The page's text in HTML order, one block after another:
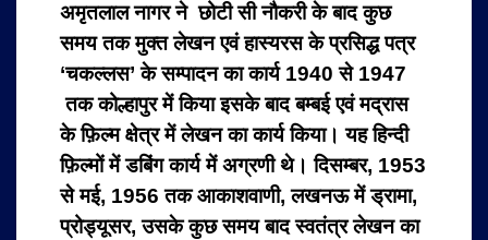
अमृतलाल नागर ने छोटी सी नौकरी के बाद कुछ
समय तक मुक्त लेखन एवं हास्यरस के प्रसिद्ध पत्र
‘चकल्लस’ के सम्पादन का कार्य 1940 से 1947
तक कोल्हापुर में किया इसके बाद बम्बई एवं मद्रास
के फ़िल्म क्षेत्र में लेखन का कार्य किया। यह हिन्दी
फ़िल्मों में डबिंग कार्य में अग्रणी थे। दिसम्बर, 1953
से मई, 1956 तक आकाशवाणी, लखनऊ में ड्रामा,
प्रोड्यूसर, उसके कुछ समय बाद स्वतंत्र लेखन का